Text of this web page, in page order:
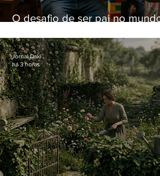
O desafio de ser pai no mundo
Jornal Daki
há 3 horas